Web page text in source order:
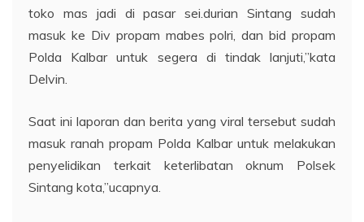
toko mas jadi di pasar sei.durian Sintang sudah
masuk ke Div propam mabes polri, dan bid propam
Polda Kalbar untuk segera di tindak lanjuti,”kata
Delvin.
Saat ini laporan dan berita yang viral tersebut sudah
masuk ranah propam Polda Kalbar untuk melakukan
penyelidikan terkait keterlibatan oknum Polsek
Sintang kota,”ucapnya.